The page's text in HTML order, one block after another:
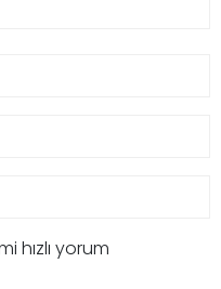
hızlı yorum